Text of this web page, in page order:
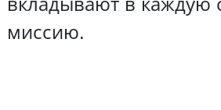
вкладывают в каждую
миссию.